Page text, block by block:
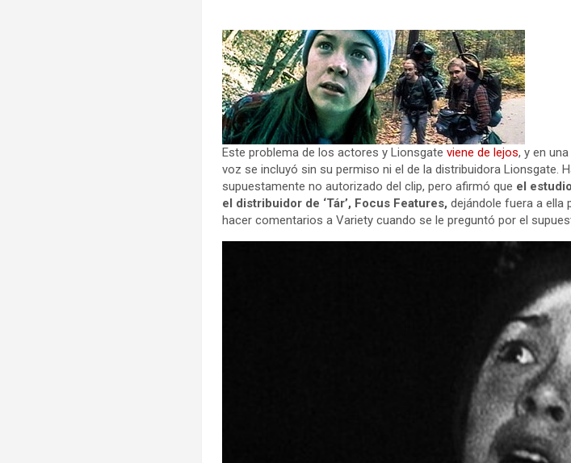
Este problema de los actores y Lionsgateviene de lejos, y en
voz se incluyó sin su permiso ni el de la distribuidora Lionsgate.
supuestamente no autorizado del clip, pero afirmó que el
el distribuidor de ‘Tár’, Focus Features,dejándole fuera a ella
hacer comentarios a Variety cuando se le preguntó por el